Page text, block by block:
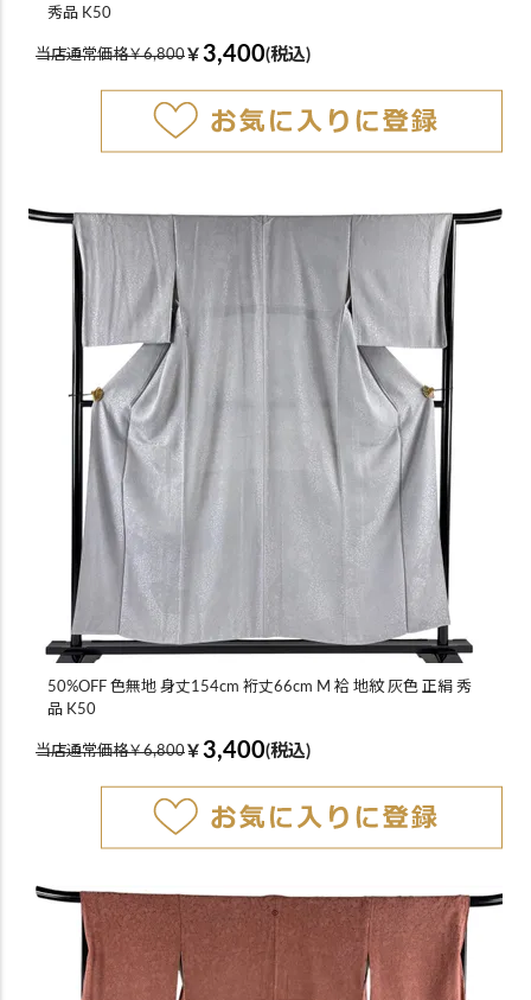
秀品 K50
当店通常価格￥6,800￥ 3,400(税込)
50%OFF 色無地 身丈154cm 裄丈66cm M 袷 地紋 灰色 正絹 秀
品 K50
当店通常価格￥6,800￥ 3,400(税込)